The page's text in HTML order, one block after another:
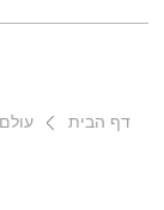
דף הבית